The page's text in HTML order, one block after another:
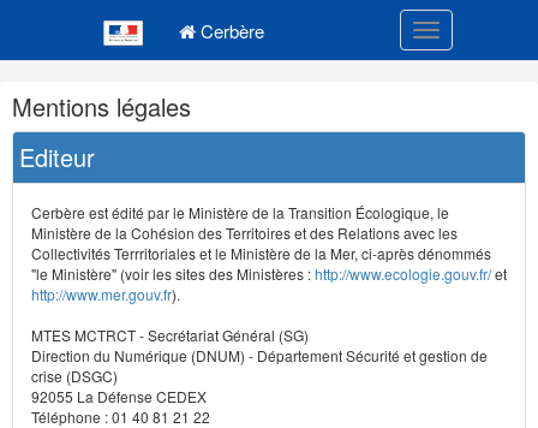
Cerbère Toggle
Navigation
et
outils
annexes
Mentions légales
Editeur
Cerbère est édité par le Ministère de la Transition Écologique, le
Ministère de la Cohésion des Territoires et des Relations avec les
Collectivités Terrritoriales et le Ministère de la Mer, ci-après dénommés
"le Ministère" (voir les sites des Ministères :http://www.ecologie.gouv.fr/et
http://www.mer.gouv.fr).
MTES MCTRCT - Secrétariat Général (SG)
Direction du Numérique (DNUM) - Département Sécurité et gestion de
crise (DSGC)
92055 La Défense CEDEX
Téléphone : 01 40 81 21 22